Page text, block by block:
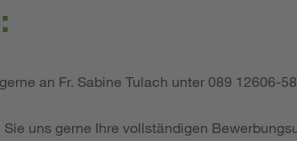
an Fr. Sabine Tulach unter 089 12606-
uns gerne Ihre vollständigen